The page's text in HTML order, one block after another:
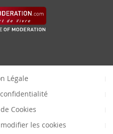
Légale
Cookies
les cookies